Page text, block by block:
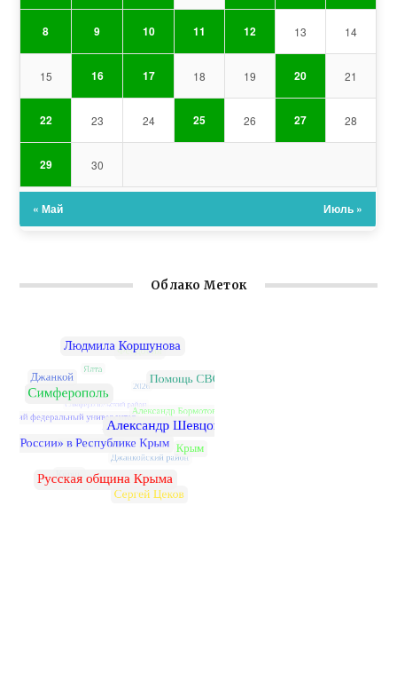
8 9 10 11 12 13 14
15 16 17 18 19 20 21
22 23 24 25 26 27 28
29 30
« Май Июль »
Облако Меток